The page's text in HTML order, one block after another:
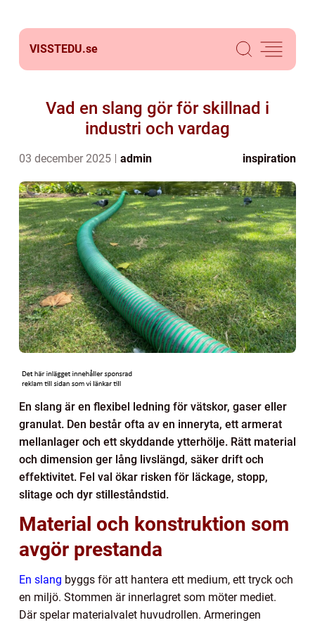
VISSTEDU.se
Vad en slang gör för skillnad i
industri och vardag
03 december 2025 admin inspiration
En slang är en flexibel ledning för vätskor, gaser eller
granulat. Den består ofta av en inneryta, ett armerat
mellanlager och ett skyddande ytterhölje. Rätt material
och dimension ger lång livslängd, säker drift och
effektivitet. Fel val ökar risken för läckage, stopp,
slitage och dyr stilleståndstid.
Material och konstruktion som
avgör prestanda
En slang byggs för att hantera ett medium, ett tryck och
en miljö. Stommen är innerlagret som möter mediet.
Där spelar materialvalet huvudrollen. Armeringen